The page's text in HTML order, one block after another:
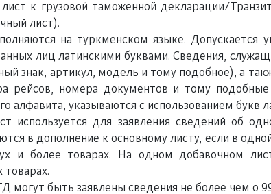
к грузовой таможенной декларации/
лист).
на туркменском языке. Допускается
лиц латинскими буквами. Сведения,
знак, артикул, модель и тому подобное), а
рейсов, номера документов и тому
алфавита, указываются с использованием букв
используется для заявления сведений об
в дополнение к основному листу, если в
и более товарах. На одном добавочном
товарах.
могут быть заявлены сведения не более чем о